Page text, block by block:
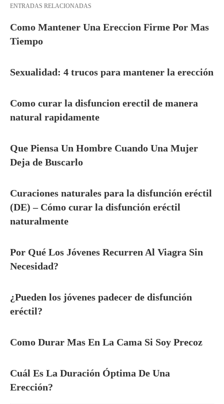
ENTRADAS RELACIONADAS
Como Mantener Una Ereccion Firme Por Mas
Tiempo
Sexualidad: 4 trucos para mantener la erección
Como curar la disfuncion erectil de manera
natural rapidamente
Que Piensa Un Hombre Cuando Una Mujer
Deja de Buscarlo
Curaciones naturales para la disfunción eréctil
(DE) – Cómo curar la disfunción eréctil
naturalmente
Por Qué Los Jóvenes Recurren Al Viagra Sin
Necesidad?
¿Pueden los jóvenes padecer de disfunción
eréctil?
Como Durar Mas En La Cama Si Soy Precoz
Cuál Es La Duración Óptima De Una
Erección?